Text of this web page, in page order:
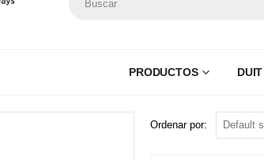
PRODUCTOS DUIT
Ordenar por: